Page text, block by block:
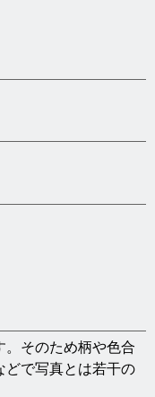
そのため柄や色合
どで写真とは若干の